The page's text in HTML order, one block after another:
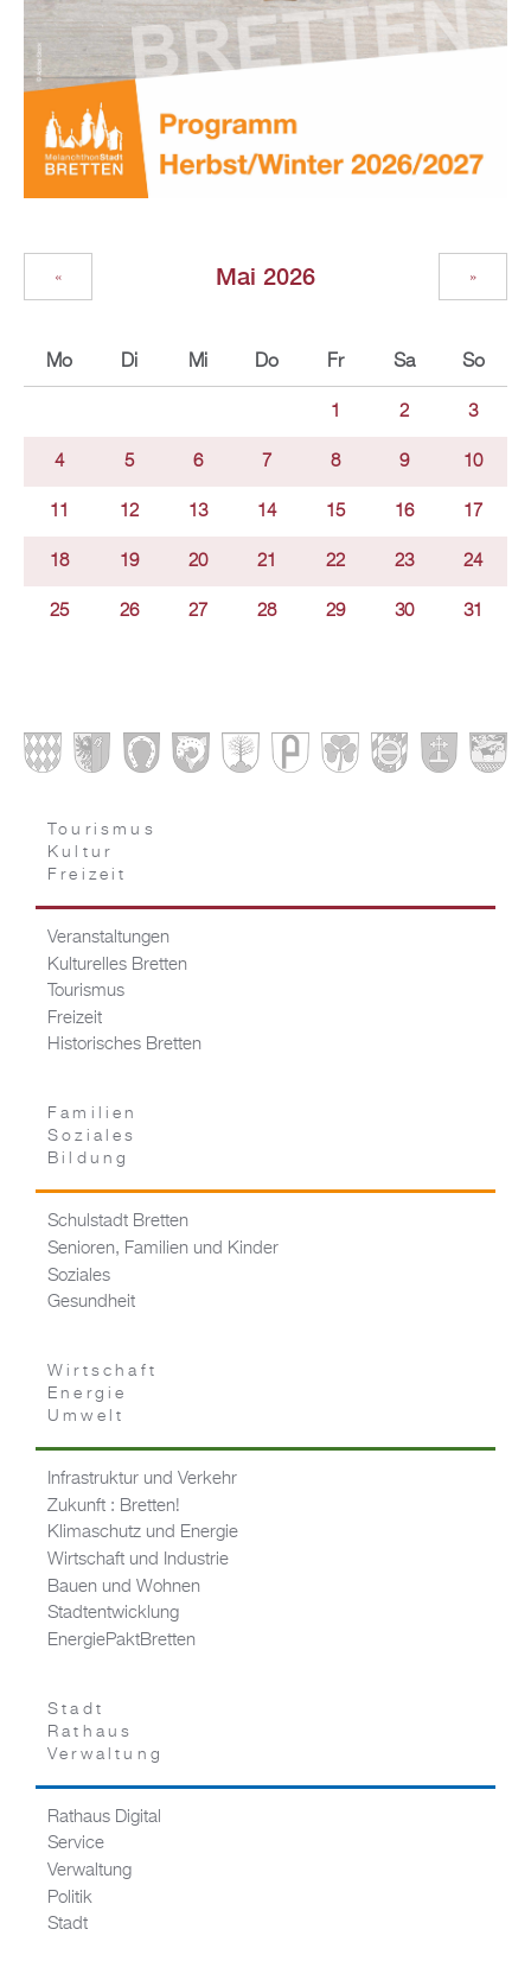
Mai 2026
« »
Mo Di Mi Do Fr Sa So
1 2 3
4 5 6 7 8 9 10
11 12 13 14 15 16 17
18 19 20 21 22 23 24
25 26 27 28 29 30 31
Tourismus
Kultur
Freizeit
Veranstaltungen
Kulturelles Bretten
Tourismus
Freizeit
Historisches Bretten
Familien
Soziales
Bildung
Schulstadt Bretten
Senioren, Familien und Kinder
Soziales
Gesundheit
Wirtschaft
Energie
Umwelt
Infrastruktur und Verkehr
Zukunft : Bretten!
Klimaschutz und Energie
Wirtschaft und Industrie
Bauen und Wohnen
Stadtentwicklung
EnergiePaktBretten
Stadt
Rathaus
Verwaltung
Rathaus Digital
Service
Verwaltung
Politik
Stadt